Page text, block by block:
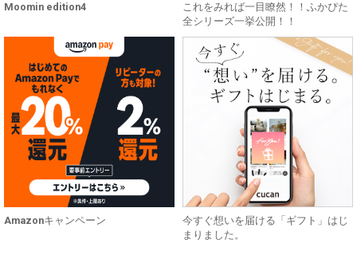
Moomin edition4
これをみれば一目瞭然！！ふかぴた
全シリーズ一挙公開！！
Amazonキャンペーン
今すぐ想いを届ける「ギフト」はじ
まりました。